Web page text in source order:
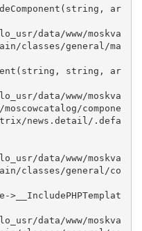
ar
classes/general/ma
string, ar
compone
news.detail/.defa
classes/general/co
>__IncludePHPTemplat